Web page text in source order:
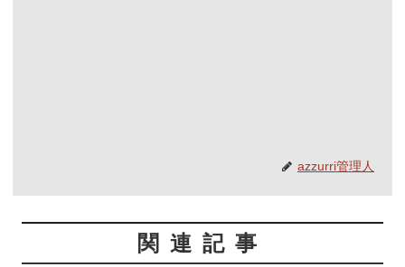
azzurri管理人
関連記事